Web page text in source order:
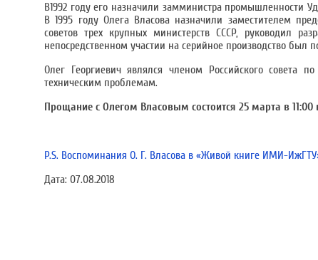
В1992 году его назначили замминистра промышленности
В 1995 году Олега Власова назначили заместителем
советов трех крупных министерств СССР, руководил
непосредственном участии на серийное производство был
Олег Георгиевич являлся членом Российского совета
техническим проблемам.
Прощание с Олегом Власовым состоится 25 марта в
P.S. Воспоминания О. Г. Власова в «Живой книге ИМИ-
Дата: 07.08.2018